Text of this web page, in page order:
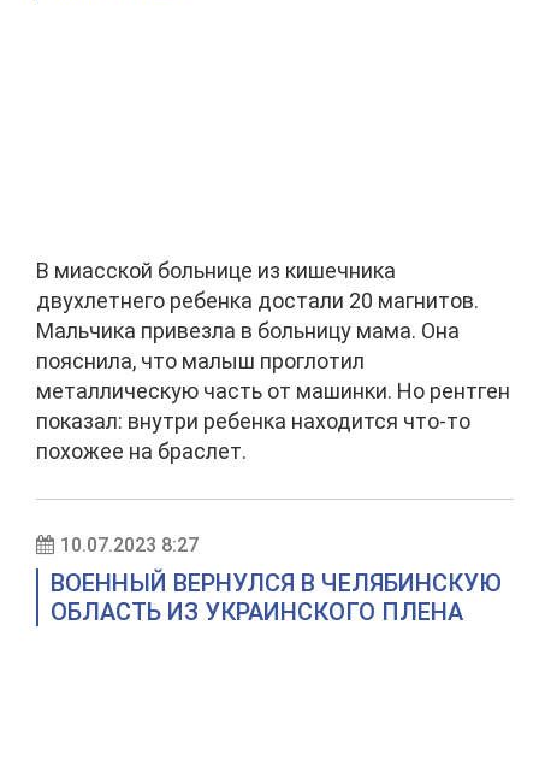
В миасской больнице из кишечника
двухлетнего ребенка достали 20 магнитов.
Мальчика привезла в больницу мама. Она
пояснила, что малыш проглотил
металлическую часть от машинки. Но рентген
показал: внутри ребенка находится что-то
похожее на браслет.
10.07.2023 8:27
ВОЕННЫЙ ВЕРНУЛСЯ В ЧЕЛЯБИНСКУЮ
ОБЛАСТЬ ИЗ УКРАИНСКОГО ПЛЕНА